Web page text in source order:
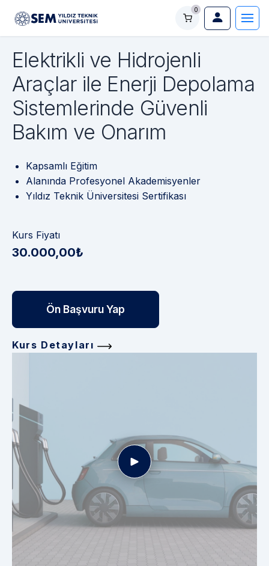
0
Elektrikli ve Hidrojenli
Araçlar ile Enerji Depolama
Sistemlerinde Güvenli
Bakım ve Onarım
Kapsamlı Eğitim
Alanında Profesyonel Akademisyenler
Yıldız Teknik Üniversitesi Sertifikası
Kurs Fiyatı
30.000,00₺
Ön Başvuru Yap
Kurs Detayları